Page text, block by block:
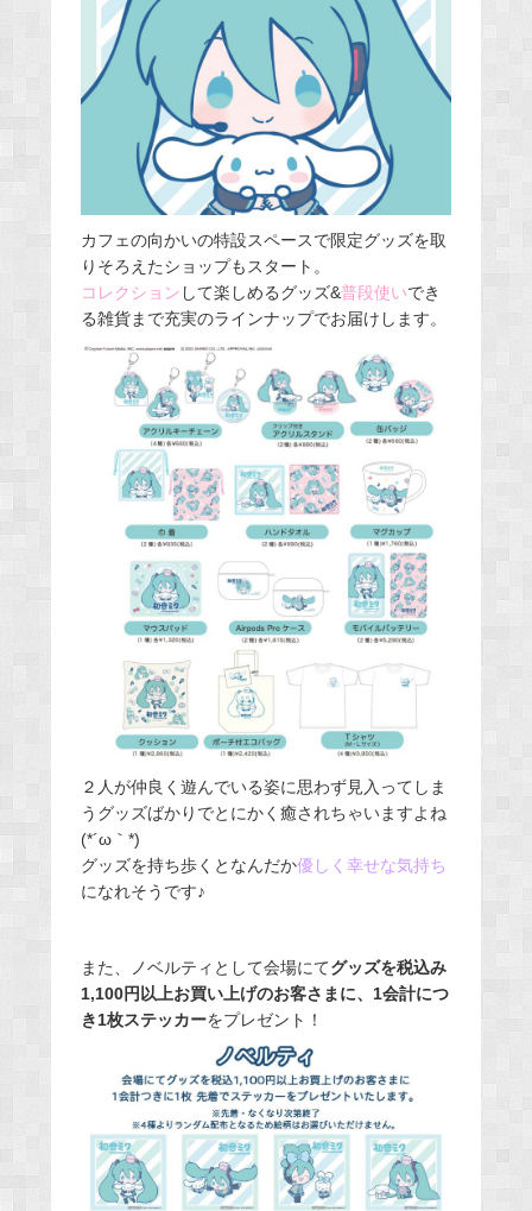
カフェの向かいの特設スペースで限定グッズを取
りそろえたショップもスタート。
コレクション して楽しめるグッズ&普段使いでき
る雑貨まで充実のラインナップでお届けします。
２人が仲良く遊んでいる姿に思わず見入ってしま
うグッズばかりでとにかく癒されちゃいますよね
(*´ω｀*)
グッズを持ち歩くとなんだか優しく幸せな気持ち
になれそうです♪
また、ノベルティとして会場にてグッズを税込み
1,100円以上お買い上げのお客さまに、1会計につ
き1枚ステッカーをプレゼント！